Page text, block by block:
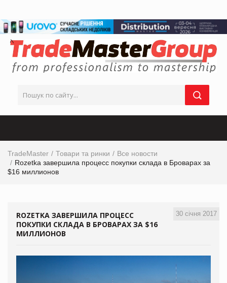
TradeMaster Товари та ринки
Все новости
Rozetka завершила процесс покупки склада в Броварах за
$16 миллионов
30 січня 2017
ROZETKA ЗАВЕРШИЛА ПРОЦЕСС
ПОКУПКИ СКЛАДА В БРОВАРАХ ЗА $16
МИЛЛИОНОВ